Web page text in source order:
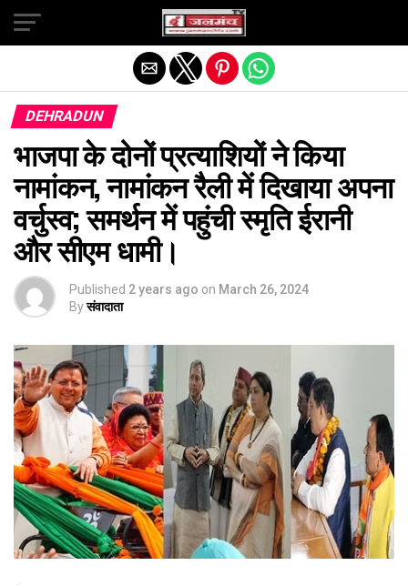
DEHRADUN
भाजपा के दोनों प्रत्याशियों ने किया
नामांकन, नामांकन रैली में दिखाया अपना
वर्चुस्व; समर्थन में पहुंची स्मृति ईरानी
और सीएम धामी।
Published 2 years ago on March 26, 2024
Byसंवादाता
Exit mobile version